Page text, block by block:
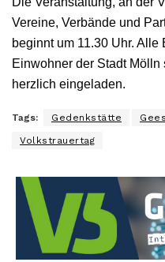
Vereine, Verbände und
beginnt um 11.30 Uhr.
Einwohner der Stadt
herzlich eingeladen.
Tags: Gedenkstätte
Volkstrauertag